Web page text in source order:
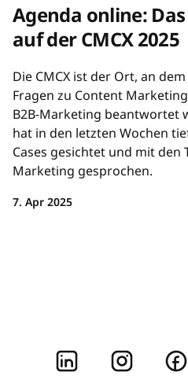
Agenda online:
auf der CMCX 2025
Die CMCX ist der Ort, an
Fragen zu Content
B2B-Marketing beantwortet
hat in den letzten Wochen
Cases gesichtet und mit den
Marketing gesprochen.
7. Apr 2025